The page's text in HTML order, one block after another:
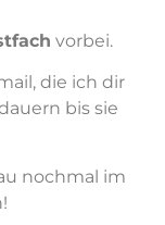
vorbei.
die ich dir
bis sie
nochmal im